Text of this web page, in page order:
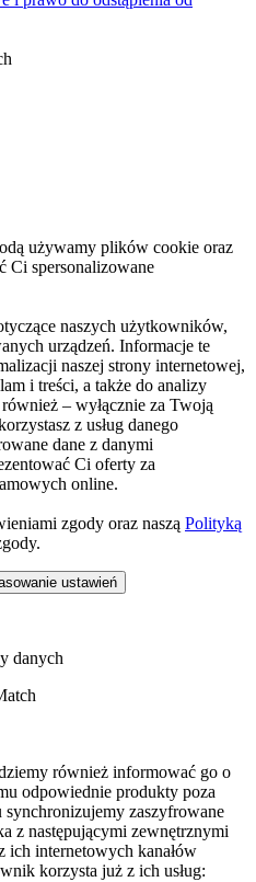
używamy plików cookie oraz
Ci spersonalizowane
naszych użytkowników,
urządzeń. Informacje te
naszej strony internetowej,
i treści, a także do analizy
– wyłącznie za Twoją
z usług danego
dane z danymi
Ci oferty za
online.
zgody oraz naszą Polityką
ustawień
danych
również informować go o
odpowiednie produkty poza
zaszyfrowane
z następującymi zewnętrznymi
ich internetowych kanałów
korzysta już z ich usług: